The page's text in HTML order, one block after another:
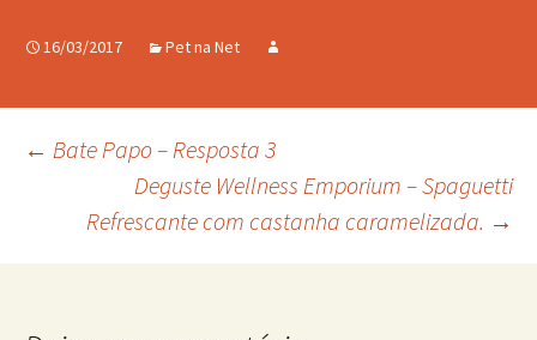
16/03/2017 Pet na Net
Navegação
← Bate Papo – Resposta 3
Deguste Wellness Emporium – Spaguetti
Refrescante com castanha caramelizada. →